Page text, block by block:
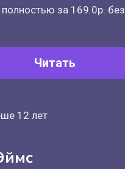
полностью за 169.0р. без
Читать
12 лет